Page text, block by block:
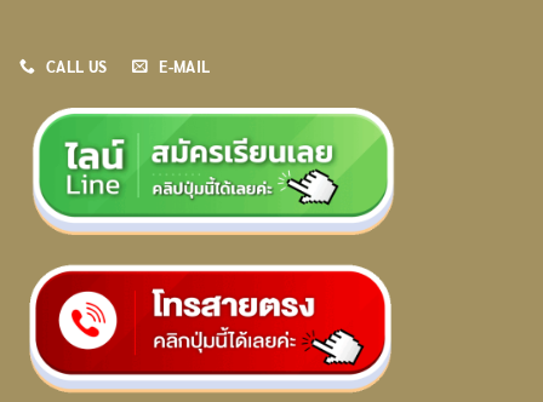
CALL US E-MAIL